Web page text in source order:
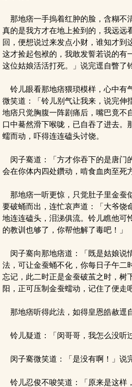
那地痞一手摀着红肿的脸，含糊不
真的是我方才在地上捡到的，我远远
回，便想说过来发点小财，谁知才到
这才捡起包袱的，我敢发誓若说的有
这位姑娘活活打死。」说完逕自瞥了
铃儿眼看那地痞猥琐模样，心中有
微笑道：「铃儿别气让我来，说完伸
地痞只觉胸腹一阵剧痛后，嘴巴竟不
口中驀然滑下喉咙，已自吞了进去。
蠕而动，吓得连连磕头讨饶。
闵子騫道：「方才你吞下的是唐门
会在你体内四处鑽动，啃食血肉至死
那地痞一听更惊，只觉肚子里金蚕
要破蛹而出，连忙哀声道：「大爷饶
地连连磕头，泪涕俱流。铃儿瞧他可
的教训也够了，你帮他解了毒吧！」
闵子騫向那地痞道：「既是姑娘说
法，可让金蚕蛹不化，你每日子午二
忘记，此二时正是金蚕破茧之时，树
阳，正可压制金蚕蠕动，记住了便走
那地痞听得此法，如得皇恩皓赦逕
铃儿疑道：「闵哥哥，我怎么没听
闵子騫微笑道：「是没有啊！」说
铃儿忍俊不唆笑道：「原来是这样